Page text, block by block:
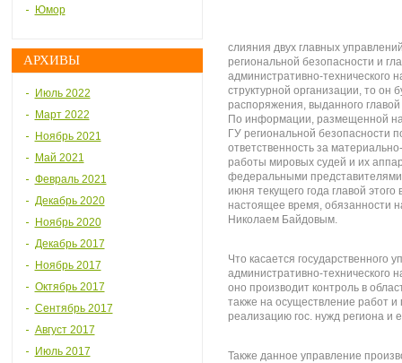
Юмор
АРХИВЫ
Июль 2022
Март 2022
Ноябрь 2021
Май 2021
Февраль 2021
Декабрь 2020
Ноябрь 2020
Декабрь 2017
Ноябрь 2017
Октябрь 2017
Сентябрь 2017
Август 2017
Июль 2017
слияния двух главных
региональной безопасности и
административно-технического
структурной организации, то он
распоряжения, выданного главой
По информации, размещенной
ГУ региональной безопасности
ответственность за
работы мировых судей и их
федеральными
июня текущего года главой
настоящее время, обязанности
Николаем Байдовым.
Что касается государственного
административно-технического
оно производит контроль в
также на осуществление работ и
реализацию гос. нужд региона и
Также данное управление